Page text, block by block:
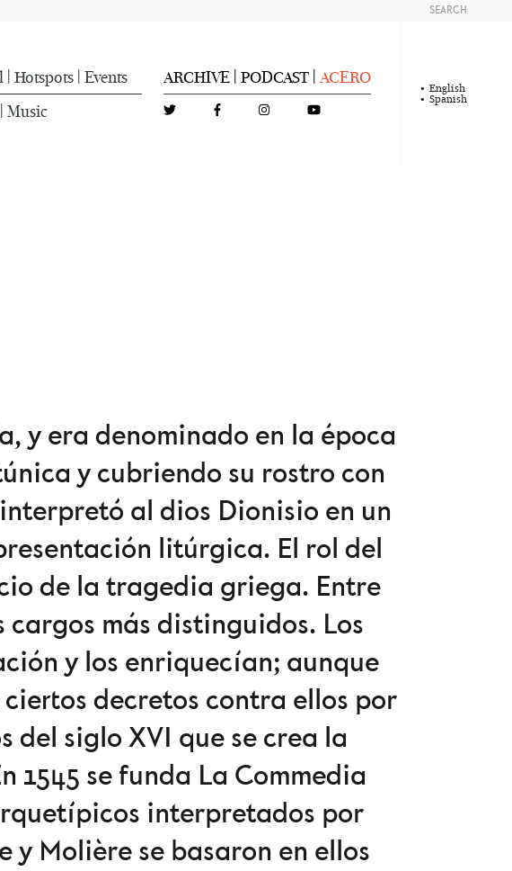
Hotspots Events ARCHIVE PODCAST ACERO
Music
SEARCH
English
Spanish
y era denominado en la época
y cubriendo su rostro con
al dios Dionisio en un
litúrgica. El rol del
de la tragedia griega. Entre
más distinguidos. Los
y los enriquecían; aunque
decretos contra ellos por
del siglo XVI que se crea la
se funda La Commedia
interpretados por
Molière se basaron en ellos